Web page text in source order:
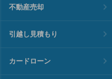
不動産売却
引越し見積もり
カードローン